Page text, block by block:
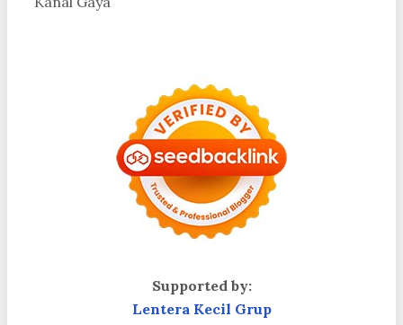
Supported by:
Lentera Kecil Grup